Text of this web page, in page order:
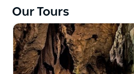
australische Tiere zu sehen.
Kängurus, die von Hand
glückliches Schnappen mit
Mountains-
einfachen Buschspaziergang
Kaskade und besucht einige
Our Tours